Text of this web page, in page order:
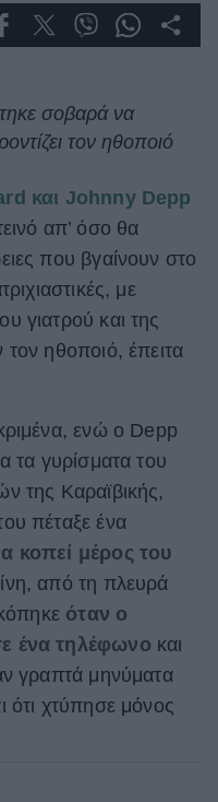
σοβαρά να
τον ηθοποιό
και Johnny Depp
απ’ όσο θα
που βγαίνουν στο
με
γιατρού και της
ηθοποιό, έπειτα
ενώ ο Depp
τα γυρίσματα του
της Καραϊβικής,
πέταξε ένα
κοπεί μέρος του
από τη πλευρά
όταν ο
ένα τηλέφωνο και
γραπτά μηνύματα
ότι χτύπησε μόνος